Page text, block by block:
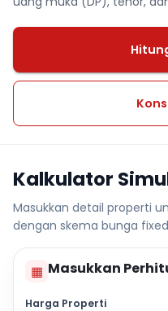
Kalkulator
Masukkan detail properti
dengan skema bunga
▦ Masukkan
Harga Properti